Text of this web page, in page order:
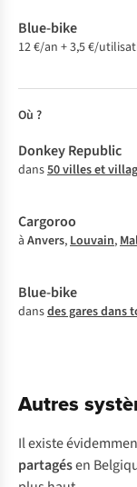
12 €/an + 3,5 €/
Où ?
dans50 villes et
à Anvers,Louvain,
dansdes gares dans
Autres
Il existe
partagésen